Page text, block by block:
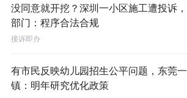
没同意就开挖？深圳一小区施工遭投诉，
部门：程序合法合规
接诉即办
有市民反映幼儿园招生公平问题，东莞一
镇：明年研究优化政策